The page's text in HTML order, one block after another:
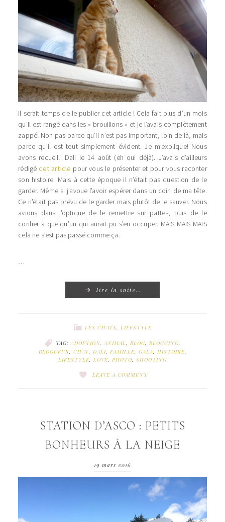
Il serait temps de le publier cet article ! Cela fait plus d’un mois
qu’il est rangé dans les « brouillons » et je l’avais complètement
zappé! Non pas parce qu’il n’est pas important, loin de là, mais
parce qu’il est tout simplement évident. Je m’explique! Nous
avons recueilli Dali le 14 août (eh oui déjà). J’avais d’ailleurs
rédigécet article pour vous le présenter et pour vous raconter
son histoire. Mais à cette époque il n’était pas question de le
garder. Même si j’avoue l’avoir espérer dans un coin de ma tête.
Ce n’était pas prévu de le garder mais plutôt de le sauver. Nous
avions dans l’optique de le remettre sur pattes, puis de le
confier à quelqu’un qui aurait pu s’en occuper. MAIS MAIS MAIS
cela ne s’est pas passé comme ça.
…
lire la suite…
LES CHATS LIFESTYLE
TAG: ADOPTION, ANIMAL BLOG BLOGGING
BLOGUEUR
CHAT, DALI, FAMILLE, GALA HISTOIRE,
LIFESTYLE LOVE PHOTO SHOOTING
LEAVE A COMMENT
STATION D’ASCO : PETITS
BONHEURS À LA NEIGE
19 mars 2016